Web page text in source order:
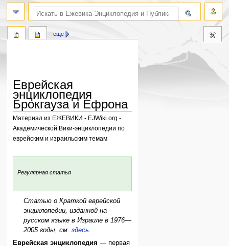
Еврейская
энциклопедия
Брокгауза и Ефрона
Материал из ЕЖЕВИКИ - EJWiki.org -
Академической Вики-энциклопедии по
еврейским и израильским темам
Перейти
навигации
Перейти
поиску
Регулярная статья
Статью о Краткой еврейской
энциклопедии, изданной на
русском языке в Израиле в 1976—
2005 годы, см. здесь
Еврейская энциклопедия — первая
ещё
поиск по словам